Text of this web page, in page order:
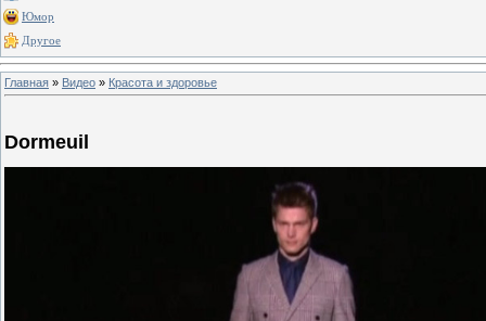
Юмор
Другое
Главная » Видео » Красота и здоровье
Dormeuil